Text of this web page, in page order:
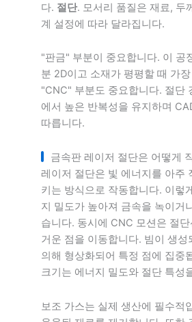
다. 절단. 모서리 품질은 재료, 두
계 설정에 따라 달라집니다.
"판금" 부분이 중요합니다. 이 공
분 2D이고 소재가 평평할 때 가
"CNC" 부분도 중요합니다. 절단
에서 높은 반복성을 유지하며
따릅니다.
금속판 레이저 절단은 어떻게
레이저 절단은 빛 에너지를 아주
키는 방식으로 작동합니다. 이렇
지 밀도가 높아져 금속을 녹이거
습니다. 동시에 CNC 모션은 절
거운 점을 이동합니다. 빔이 생성
의해 형상화되어 특정 점에 집중
크기는 에너지 밀도와 절단 특성
보조 가스는 실제 생산에 필수적